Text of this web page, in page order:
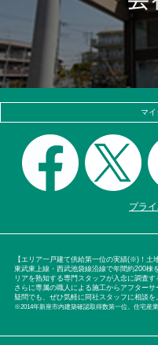
マイ
プラ
【エリア一戸建て供給第一位の実績(※)！土
東武東上線・西武池袋線沿線で年間約200棟
リアを熟知する専門スタッフが入念に調査
さらに専属の職人による施工からアフター
疑問でも、ぜひ気軽に同社スタッフに相談を。
※2014年新座市内建築確認取得数第一位。住宅産